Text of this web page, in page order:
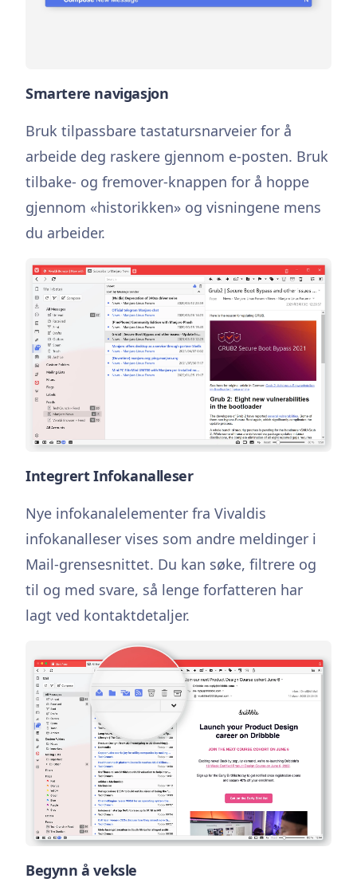
Smartere navigasjon
Bruk tilpassbare tastatursnarveier for å
arbeide deg raskere gjennom e-posten. Bruk
tilbake- og fremover-knappen for å hoppe
gjennom «historikken» og visningene mens
du arbeider.
Integrert Infokanalleser
Nye infokanalelementer fra Vivaldis
infokanalleser vises som andre meldinger i
Mail-grensesnittet. Du kan søke, filtrere og
til og med svare, så lenge forfatteren har
lagt ved kontaktdetaljer.
Begynn å veksle